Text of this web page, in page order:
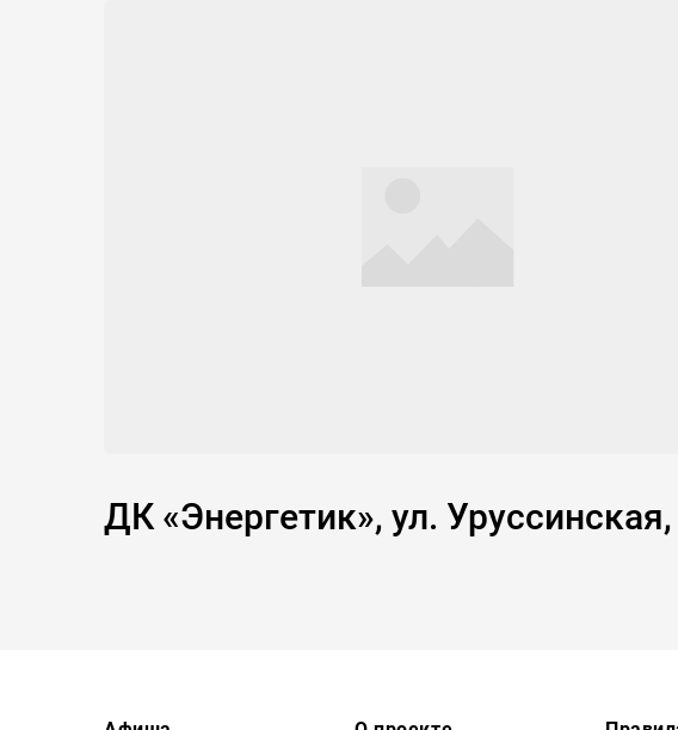
ДК «Энергетик», ул.